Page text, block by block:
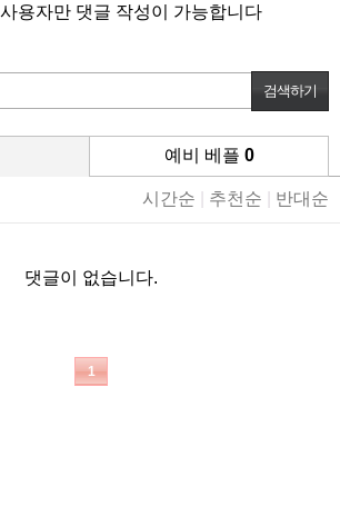
용자만 댓글 작성이 가능합니다
예비 베플 0
시간순 추천순 반대순
댓글이 없습니다.
1